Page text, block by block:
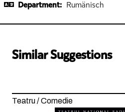
Department: Rumänisch
Similar Suggestions
Teatru / Comedie